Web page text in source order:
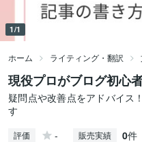
1/1
ホーム ライティング・翻訳
現役プロがブログ初心
疑問点や改善点をアドバイス
す
評価 - 販売実績 0件